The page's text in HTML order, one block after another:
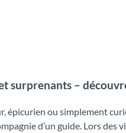
surprenants –
épicurien ou simplement
d’un guide. Lors des